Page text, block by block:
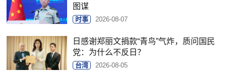
图谋
时事 2026-08-07
日感谢郑丽文捐款“青鸟”气炸，质问国民
党：为什么不反日？
台湾 2026-08-05